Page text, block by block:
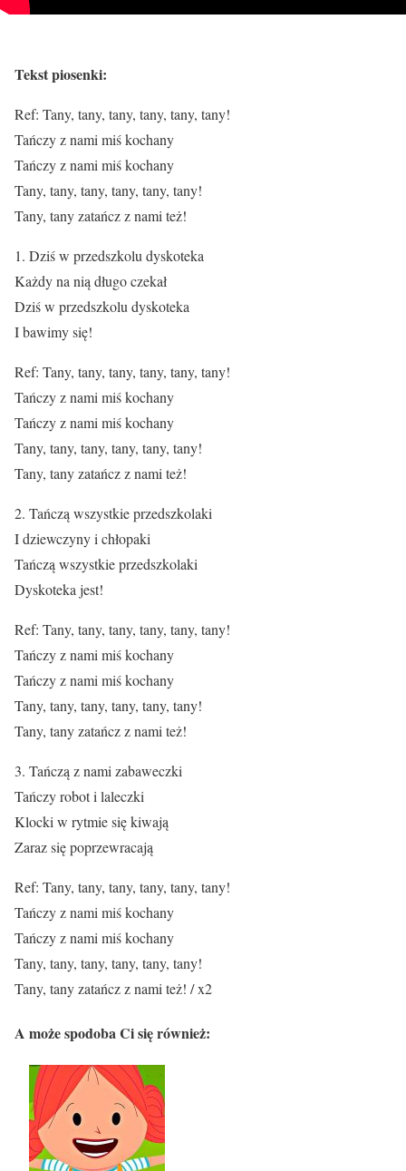
Tekst piosenki:
Ref: Tany, tany, tany, tany, tany, tany!
Tańczy z nami miś kochany
Tańczy z nami miś kochany
Tany, tany, tany, tany, tany, tany!
Tany, tany zatańcz z nami też!
1. Dziś w przedszkolu dyskoteka
Każdy na nią długo czekał
Dziś w przedszkolu dyskoteka
I bawimy się!
Ref: Tany, tany, tany, tany, tany, tany!
Tańczy z nami miś kochany
Tańczy z nami miś kochany
Tany, tany, tany, tany, tany, tany!
Tany, tany zatańcz z nami też!
2. Tańczą wszystkie przedszkolaki
I dziewczyny i chłopaki
Tańczą wszystkie przedszkolaki
Dyskoteka jest!
Ref: Tany, tany, tany, tany, tany, tany!
Tańczy z nami miś kochany
Tańczy z nami miś kochany
Tany, tany, tany, tany, tany, tany!
Tany, tany zatańcz z nami też!
3. Tańczą z nami zabaweczki
Tańczy robot i laleczki
Klocki w rytmie się kiwają
Zaraz się poprzewracają
Ref: Tany, tany, tany, tany, tany, tany!
Tańczy z nami miś kochany
Tańczy z nami miś kochany
Tany, tany, tany, tany, tany, tany!
Tany, tany zatańcz z nami też! / x2
A może spodoba Ci się również: